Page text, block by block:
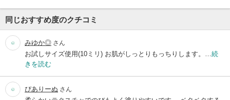
同じおすすめ度のクチコミ
みゆか◎ さん
お試しサイズ使用(10ミリ) お肌がしっとりもっちりします。… 続
きを読む
ぴありーぬ さん